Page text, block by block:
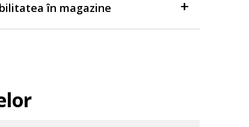
în magazine